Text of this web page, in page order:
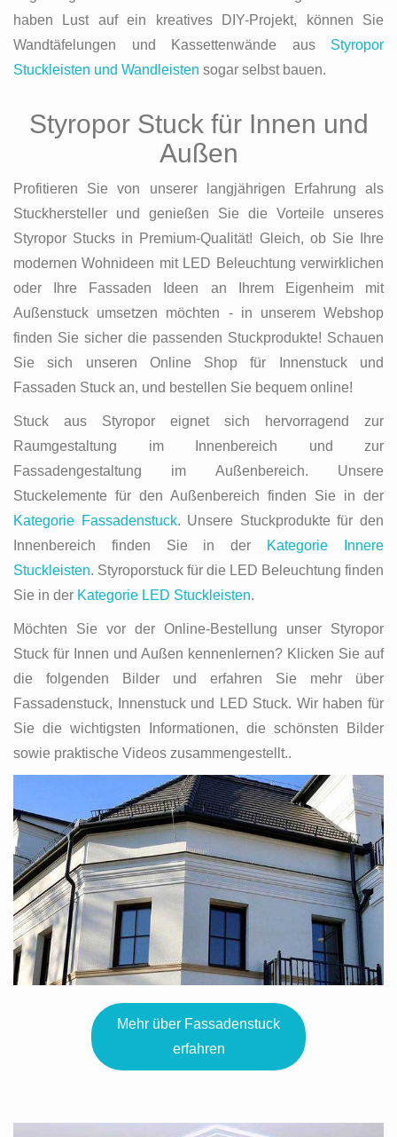
haben Lust auf ein kreatives DIY-Projekt, können Sie
Wandtäfelungen und Kassettenwände aus Styropor
Stuckleisten und Wandleisten sogar selbst bauen.
Styropor Stuck für Innen und
Außen
Profitieren Sie von unserer langjährigen Erfahrung als
Stuckhersteller und genießen Sie die Vorteile unseres
Styropor Stucks in Premium-Qualität! Gleich, ob Sie Ihre
modernen Wohnideen mit LED Beleuchtung verwirklichen
oder Ihre Fassaden Ideen an Ihrem Eigenheim mit
Außenstuck umsetzen möchten - in unserem Webshop
finden Sie sicher die passenden Stuckprodukte! Schauen
Sie sich unseren Online Shop für Innenstuck und
Fassaden Stuck an, und bestellen Sie bequem online!
Stuck aus Styropor eignet sich hervorragend zur
Raumgestaltung im Innenbereich und zur
Fassadengestaltung im Außenbereich. Unsere
Stuckelemente für den Außenbereich finden Sie in der
Kategorie Fassadenstuck. Unsere Stuckprodukte für den
Innenbereich finden Sie in der
Kategorie Innere
Stuckleisten. Styroporstuck für die LED Beleuchtung finden
Sie in der Kategorie LED Stuckleisten.
Möchten Sie vor der Online-Bestellung unser Styropor
Stuck für Innen und Außen kennenlernen? Klicken Sie auf
die folgenden Bilder und erfahren Sie mehr über
Fassadenstuck, Innenstuck und LED Stuck. Wir haben für
Sie die wichtigsten Informationen, die schönsten Bilder
sowie praktische Videos zusammengestellt..
Mehr über Fassadenstuck
erfahren